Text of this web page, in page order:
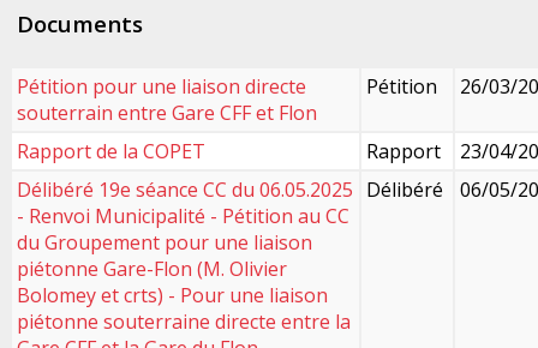
Documents
Pétition pour une liaison directe
souterrain entre Gare CFF et Flon
Pétition 26/03/
Rapport de la COPET Rapport
23/04/
Délibéré 19e séance CC du 06.05.2025
- Renvoi Municipalité - Pétition au CC
du Groupement pour une liaison
piétonne Gare-Flon (M. Olivier
Bolomey et crts) - Pour une liaison
piétonne souterraine directe entre la
Délibéré 06/05/